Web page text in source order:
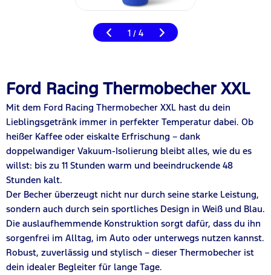
1 / 4
Ford Racing Thermobecher XXL
Mit dem Ford Racing Thermobecher XXL hast du dein
Lieblingsgetränk immer in perfekter Temperatur dabei. Ob
heißer Kaffee oder eiskalte Erfrischung – dank
doppelwandiger Vakuum-Isolierung bleibt alles, wie du es
willst: bis zu 11 Stunden warm und beeindruckende 48
Stunden kalt.
Der Becher überzeugt nicht nur durch seine starke Leistung,
sondern auch durch sein sportliches Design in Weiß und Blau.
Die auslaufhemmende Konstruktion sorgt dafür, dass du ihn
sorgenfrei im Alltag, im Auto oder unterwegs nutzen kannst.
Robust, zuverlässig und stylisch – dieser Thermobecher ist
dein idealer Begleiter für lange Tage.